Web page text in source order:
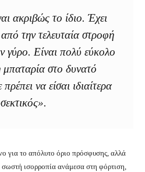
ακριβώς το ίδιο. Έχει
την τελευταία στροφή
γύρο. Είναι πολύ εύκολο
μπαταρία στο δυνατό
να είσαι ιδιαίτερα
για το απόλυτο όριο πρόσφυσης, αλλά
ισορροπία ανάμεσα στη φόρτιση,